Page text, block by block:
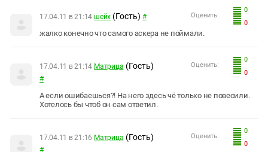
0
0
Оценить:
17.04.11 в 21:14 шейх (Гость) #
жалко конечно что самого аскера не поймали.
0
0
Оценить:
17.04.11 в 21:14 Матрица (Гость)
#
А если ошибаешься?! На него здесь чё только не повесили.
Хотелось бы чтоб он сам ответил.
0
0
Оценить:
17.04.11 в 21:16 Матрица (Гость)
#